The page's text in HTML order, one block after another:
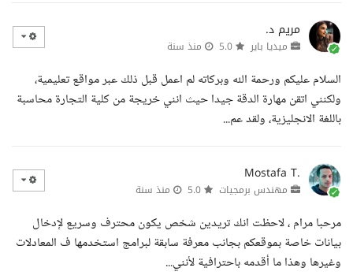
مريم د.
ميديا باير منذ سنة
السلام عليكم ورحمة الله وبركاته لم اعمل قبل ذلك عبر مواقع تعليمية،
ولكنني اتقن مهارة الدقة جيدا حيث انني خريجة من كلية التجارة محاسبة
باللغة الانجليزية، ولقد عم...
Mostafa T.
مهندس برمجيات منذ سنة
مرحبا مرام ، لاحظت انك تريدين شخص يكون محترف وسريع لإدخال
بيانات خاصة بموقعكم بجانب معرفة سابقة لبرامج استخدمها ف المعادلات
وغيرها وهذا ما أقدمه باحترافية لأنني...